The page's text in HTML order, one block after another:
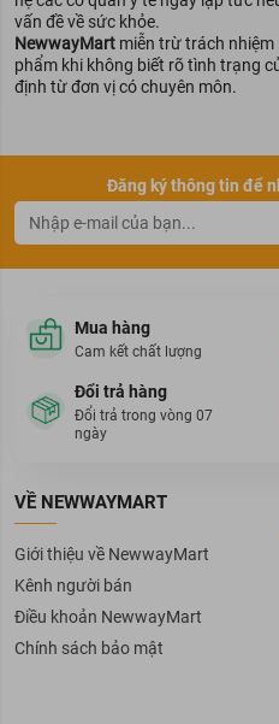
vấn đề về sức khỏe.
NewwayMart miễn trừ trách
phẩm khi không biết rõ tình trạng
định từ đơn vị có chuyên môn.
Đăng ký thông tin để
Mua hàng
Cam kết chất lượng
Đổi trả hàng
Đổi trả trong vòng 07
ngày
VỀ NEWWAYMART
Giới thiệu về NewwayMart
Kênh người bán
Điều khoản NewwayMart
Chính sách bảo mật